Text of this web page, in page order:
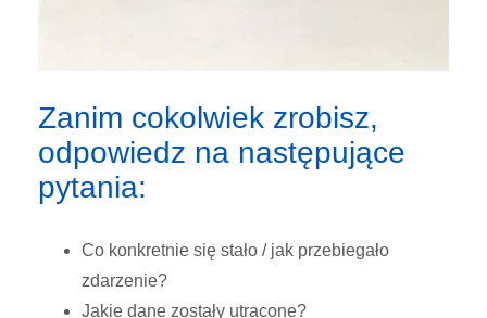
Zanim cokolwiek zrobisz,
odpowiedz na następujące
pytania:
Co konkretnie się stało / jak przebiegało
zdarzenie?
Jakie dane zostały utracone?